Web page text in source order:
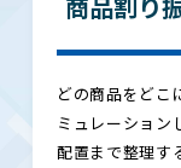
どの商品をどこ
ミュレーション
配置まで整理す